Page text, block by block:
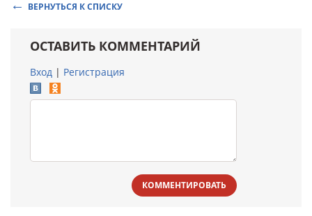
ВЕРНУТЬСЯ К СПИСКУ
ОСТАВИТЬ КОММЕНТАРИЙ
Вход | Регистрация
КОММЕНТИРОВАТЬ